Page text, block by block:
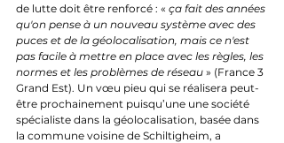
de lutte doit être renforcé : « ça fait des années
qu'on pense à un nouveau système avec des
puces et de la géolocalisation, mais ce n'est
pas facile à mettre en place avec les règles, les
normes et les problèmes de réseau » (France 3
Grand Est). Un vœu pieu qui se réalisera peut-
être prochainement puisqu’une une société
spécialiste dans la géolocalisation, basée dans
la commune voisine de Schiltigheim, a